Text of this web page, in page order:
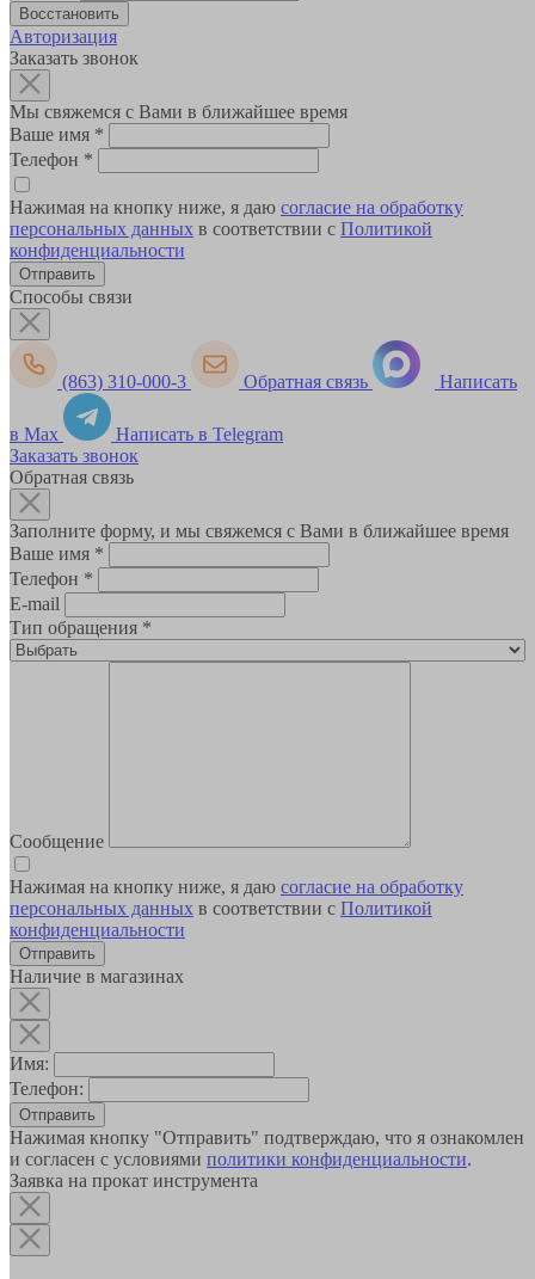
Авторизация
Заказать звонок
Мы свяжемся с Вами в ближайшее время
Ваше имя *
Телефон *
Нажимая на кнопку ниже, я даю согласие на обработку
персональных данных в соответствии с Политикой
конфиденциальности
Способы связи
(863) 310-000-3 Обратная связь Написать
в Max
Написать в Telegram
Заказать звонок
Обратная связь
Заполните форму, и мы свяжемся с Вами в ближайшее время
Ваше имя *
Телефон *
E-mail
Тип обращения *
Сообщение
Нажимая на кнопку ниже, я даю согласие на обработку
персональных данных в соответствии с Политикой
конфиденциальности
Наличие в магазинах
Имя:
Телефон:
Отправить
Нажимая кнопку "Отправить" подтверждаю, что я ознакомлен
и согласен с условиями политики конфиденциальности.
Заявка на прокат инструмента